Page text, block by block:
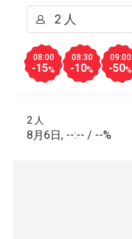
08:00
-15%
08:30
-10%
09:00
-50%
2 人
8月6日, --:-- / --%